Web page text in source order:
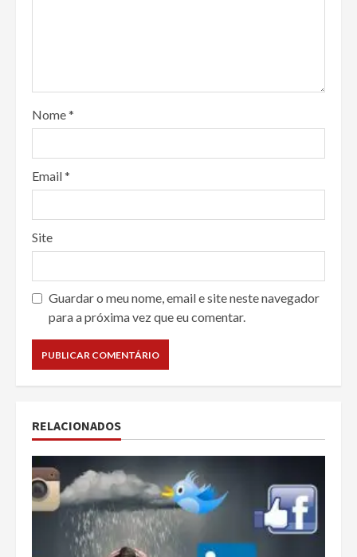
Nome*
Email*
Site
Guardar o meu nome, email e site neste navegador
para a próxima vez que eu comentar.
RELACIONADOS